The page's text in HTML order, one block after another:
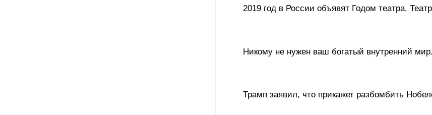
2019 год в России объявят Годом театра.
Никому не нужен ваш богатый внутренний
Трамп заявил, что прикажет разбомбить